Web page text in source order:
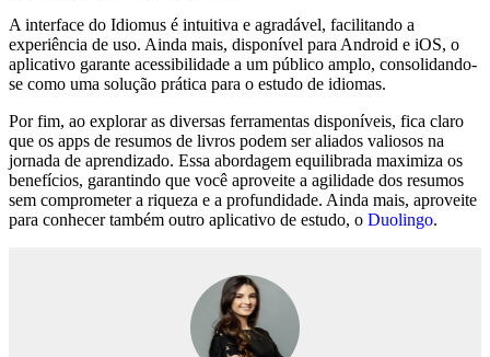
A interface do Idiomus é intuitiva e agradável, facilitando a
experiência de uso. Ainda mais, disponível para Android e iOS, o
aplicativo garante acessibilidade a um público amplo, consolidando-
se como uma solução prática para o estudo de idiomas.
Por fim, ao explorar as diversas ferramentas disponíveis, fica claro
que os apps de resumos de livros podem ser aliados valiosos na
jornada de aprendizado. Essa abordagem equilibrada maximiza os
benefícios, garantindo que você aproveite a agilidade dos resumos
sem comprometer a riqueza e a profundidade. Ainda mais, aproveite
para conhecer também outro aplicativo de estudo, o Duolingo.